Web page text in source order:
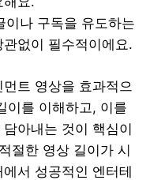
이나 구독을 유도하는
없이 필수적이에요.
트 영상을 효과적으
이를 이해하고, 이를
아내는 것이 핵심이
절한 영상 길이가 시
서 성공적인 엔터테